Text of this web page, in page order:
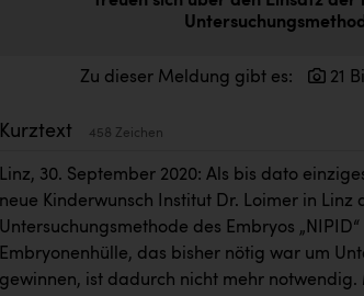
Zu dieser Meldung gibt es: 21
Kurztext 458 Zeichen
Linz, 30. September 2020: Als bis dato
neue Kinderwunsch Institut Dr. Loimer in
Untersuchungsmethode des Embryos
Embryonenhülle, das bisher nötig war um
gewinnen, ist dadurch nicht mehr